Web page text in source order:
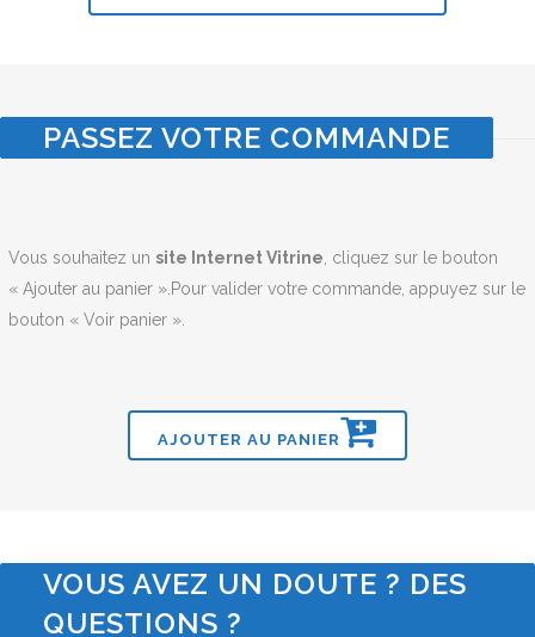
PASSEZ VOTRE COMMANDE
Vous souhaitez un site Internet Vitrine, cliquez sur le bouton
« Ajouter au panier ».Pour valider votre commande, appuyez sur le
bouton « Voir panier ».
AJOUTER AU PANIER
VOUS AVEZ UN DOUTE ? DES
QUESTIONS ?